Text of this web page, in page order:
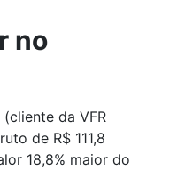
no
(cliente da VFR
de R$ 111,8
18,8% maior do